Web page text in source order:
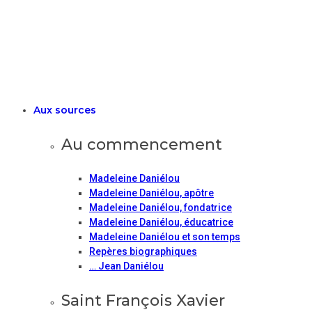
Aux sources
Au commencement
Madeleine Daniélou
Madeleine Daniélou, apôtre
Madeleine Daniélou, fondatrice
Madeleine Daniélou, éducatrice
Madeleine Daniélou et son temps
Repères biographiques
… Jean Daniélou
Saint François Xavier